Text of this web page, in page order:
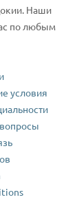
Наши
по любым
условия